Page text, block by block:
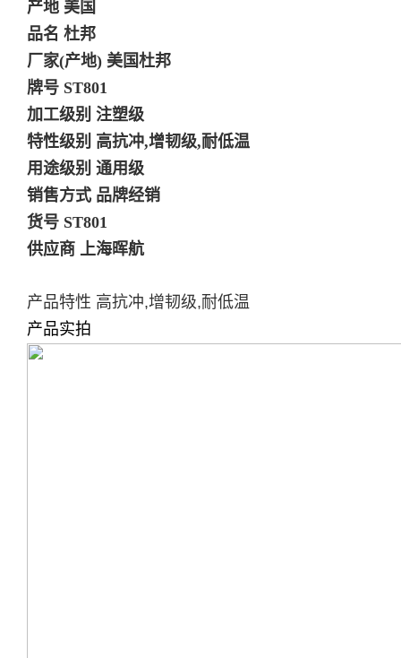
产地 美国
品名 杜邦
厂家(产地) 美国杜邦
牌号 ST801
加工级别 注塑级
特性级别 高抗冲,增韧级,耐低温
用途级别 通用级
销售方式 品牌经销
货号 ST801
供应商 上海晖航
产品特性 高抗冲,增韧级,耐低温
产品实拍